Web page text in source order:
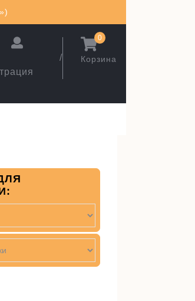
/
Корзина
0